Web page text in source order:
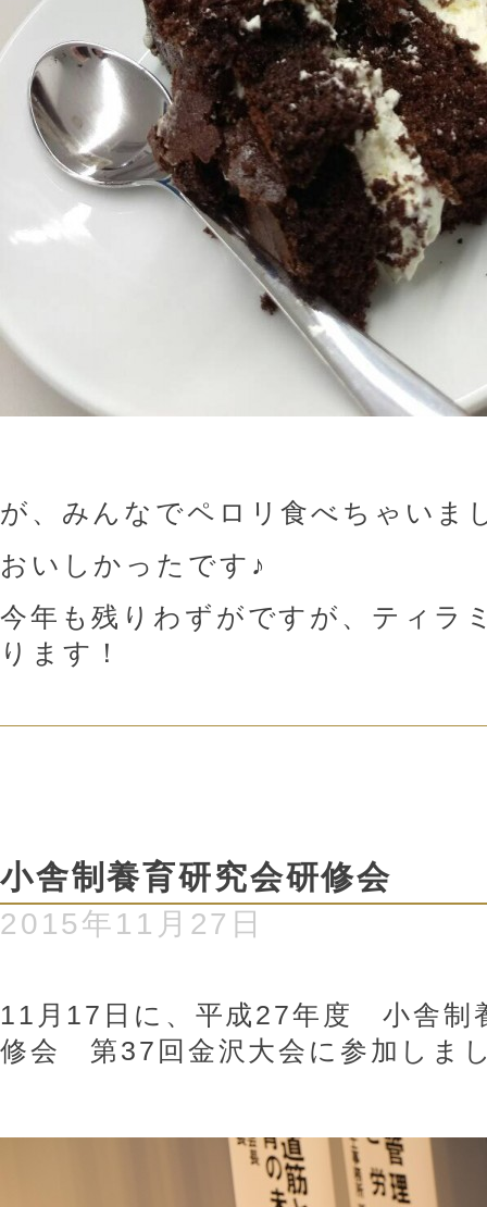
おいしかったです♪
今年も残りわずがですが、ティラ
ります！
小舎制養育研究会研修会
2015年11月27日
11月17日に、平成27年度 小舎制
修会 第37回金沢大会に参加しま